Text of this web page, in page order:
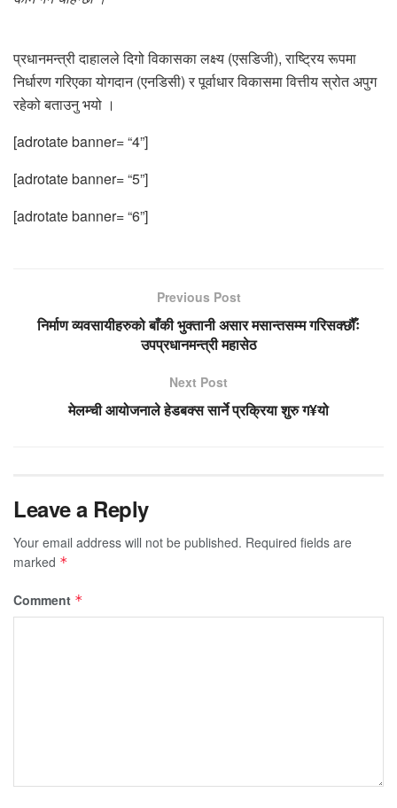
प्रधानमन्त्री दाहालले दिगो विकासका लक्ष्य (एसडिजी), राष्ट्रिय रूपमा
निर्धारण गरिएका योगदान (एनडिसी) र पूर्वाधार विकासमा वित्तीय स्रोत अपुग
रहेको बताउनु भयो ।
[adrotate banner= “4”]
[adrotate banner= “5”]
[adrotate banner= “6”]
Previous Post
निर्माण व्यवसायीहरुको बाँकी भुक्तानी असार मसान्तसम्म गरिसक्छौँः
उपप्रधानमन्त्री महासेठ
Next Post
मेलम्ची आयोजनाले हेडबक्स सार्ने प्रक्रिया शुरु ग¥यो
Leave a Reply
Your email address will not be published. Required fields are
marked *
Comment *